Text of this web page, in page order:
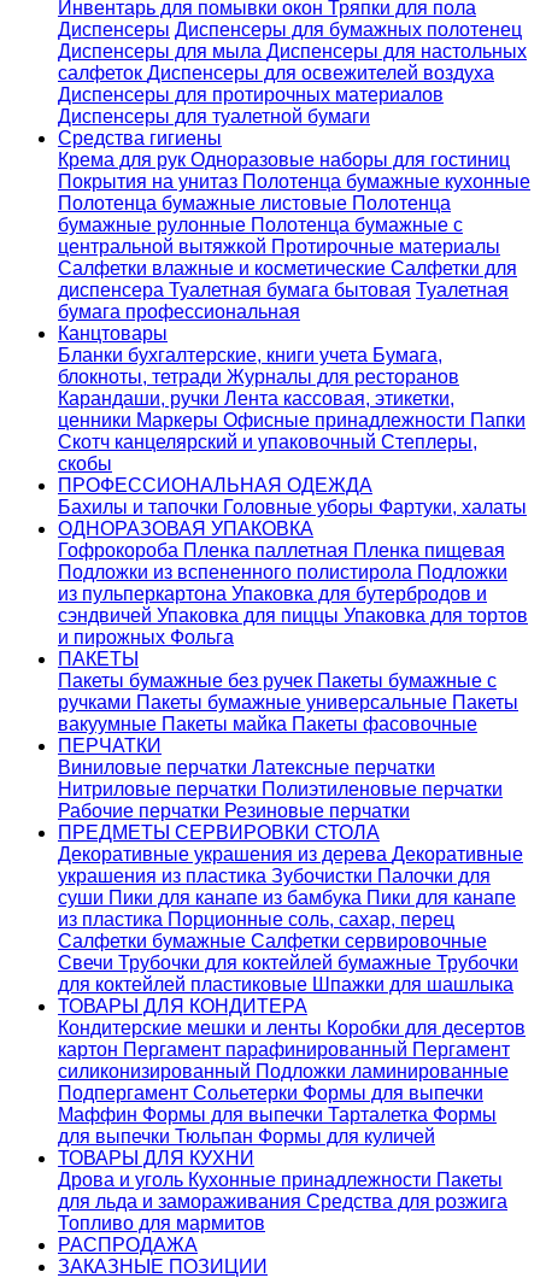
Инвентарь для помывки окон Тряпки для пола
Диспенсеры Диспенсеры для бумажных полотенец
Диспенсеры для мыла Диспенсеры для настольных
салфеток Диспенсеры для освежителей воздуха
Диспенсеры для протирочных материалов
Диспенсеры для туалетной бумаги
Средства гигиены
Крема для рук Одноразовые наборы для гостиниц
Покрытия на унитаз Полотенца бумажные кухонные
Полотенца бумажные листовые Полотенца
бумажные рулонные Полотенца бумажные с
центральной вытяжкой Протирочные материалы
Салфетки влажные и косметические Салфетки для
диспенсера Туалетная бумага бытовая Туалетная
бумага профессиональная
Канцтовары
Бланки бухгалтерские, книги учета Бумага,
блокноты, тетради Журналы для ресторанов
Карандаши, ручки Лента кассовая, этикетки,
ценники Маркеры Офисные принадлежности Папки
Скотч канцелярский и упаковочный Степлеры,
скобы
ПРОФЕССИОНАЛЬНАЯ ОДЕЖДА
Бахилы и тапочки Головные уборы Фартуки, халаты
ОДНОРАЗОВАЯ УПАКОВКА
Гофрокороба Пленка паллетная Пленка пищевая
Подложки из вспененного полистирола Подложки
из пульперкартона Упаковка для бутербродов и
сэндвичей Упаковка для пиццы Упаковка для тортов
и пирожных Фольга
ПАКЕТЫ
Пакеты бумажные без ручек Пакеты бумажные с
ручками Пакеты бумажные универсальные Пакеты
вакуумные Пакеты майка Пакеты фасовочные
ПЕРЧАТКИ
Виниловые перчатки Латексные перчатки
Нитриловые перчатки Полиэтиленовые перчатки
Рабочие перчатки Резиновые перчатки
ПРЕДМЕТЫ СЕРВИРОВКИ СТОЛА
Декоративные украшения из дерева Декоративные
украшения из пластика Зубочистки Палочки для
суши Пики для канапе из бамбука Пики для канапе
из пластика Порционные соль, сахар, перец
Салфетки бумажные Салфетки сервировочные
Свечи Трубочки для коктейлей бумажные Трубочки
для коктейлей пластиковые Шпажки для шашлыка
ТОВАРЫ ДЛЯ КОНДИТЕРА
Кондитерские мешки и ленты Коробки для десертов
картон Пергамент парафинированный Пергамент
силиконизированный Подложки ламинированные
Подпергамент Сольетерки Формы для выпечки
Маффин Формы для выпечки Тарталетка Формы
для выпечки Тюльпан Формы для куличей
ТОВАРЫ ДЛЯ КУХНИ
Дрова и уголь Кухонные принадлежности Пакеты
для льда и замораживания Средства для розжига
Топливо для мармитов
РАСПРОДАЖА
ЗАКАЗНЫЕ ПОЗИЦИИ